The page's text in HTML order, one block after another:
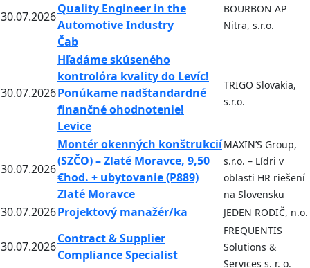
30.07.2026
Quality Engineer in the
Automotive Industry
Čab
BOURBON AP
Nitra, s.r.o.
30.07.2026
Hľadáme skúseného
kontrolóra kvality do Levíc!
Ponúkame nadštandardné
finančné ohodnotenie!
Levice
TRIGO Slovakia,
s.r.o.
30.07.2026
Montér okenných konštrukcií
(SZČO) – Zlaté Moravce, 9,50
€hod. + ubytovanie (P889)
Zlaté Moravce
MAXIN’S Group,
s.r.o. – Lídri v
oblasti HR riešení
na Slovensku
30.07.2026Projektový manažér/ka JEDEN RODIČ, n.o.
30.07.2026
Contract & Supplier
Compliance Specialist
FREQUENTIS
Solutions &
Services s. r. o.